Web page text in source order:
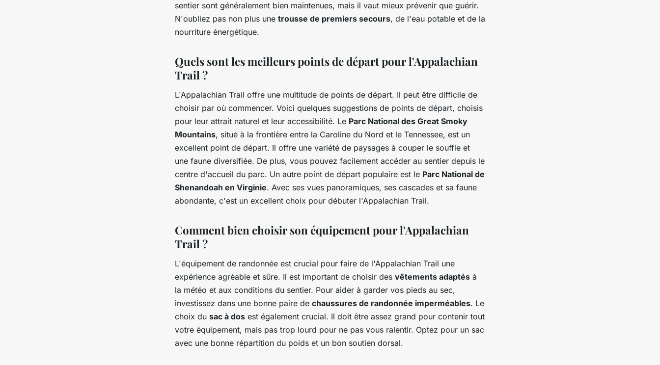
sentier sont généralement bien maintenues, mais il vaut mieux prévenir que guérir.
N'oubliez pas non plus une trousse de premiers secours, de l'eau potable et de la
nourriture énergétique.
Quels sont les meilleurs points de départ pour l'Appalachian
Trail ?
L'Appalachian Trail offre une multitude de points de départ. Il peut être difficile de
choisir par où commencer. Voici quelques suggestions de points de départ, choisis
pour leur attrait naturel et leur accessibilité. Le Parc National des Great Smoky
Mountains, situé à la frontière entre la Caroline du Nord et le Tennessee, est un
excellent point de départ. Il offre une variété de paysages à couper le souffle et
une faune diversifiée. De plus, vous pouvez facilement accéder au sentier depuis le
centre d'accueil du parc. Un autre point de départ populaire est le Parc National de
Shenandoah en Virginie. Avec ses vues panoramiques, ses cascades et sa faune
abondante, c'est un excellent choix pour débuter l'Appalachian Trail.
Comment bien choisir son équipement pour l'Appalachian
Trail ?
L'équipement de randonnée est crucial pour faire de l'Appalachian Trail une
expérience agréable et sûre. Il est important de choisir des vêtements adaptés à
la météo et aux conditions du sentier. Pour aider à garder vos pieds au sec,
investissez dans une bonne paire de chaussures de randonnée imperméables. Le
choix du sac à dos est également crucial. Il doit être assez grand pour contenir tout
votre équipement, mais pas trop lourd pour ne pas vous ralentir. Optez pour un sac
avec une bonne répartition du poids et un bon soutien dorsal.